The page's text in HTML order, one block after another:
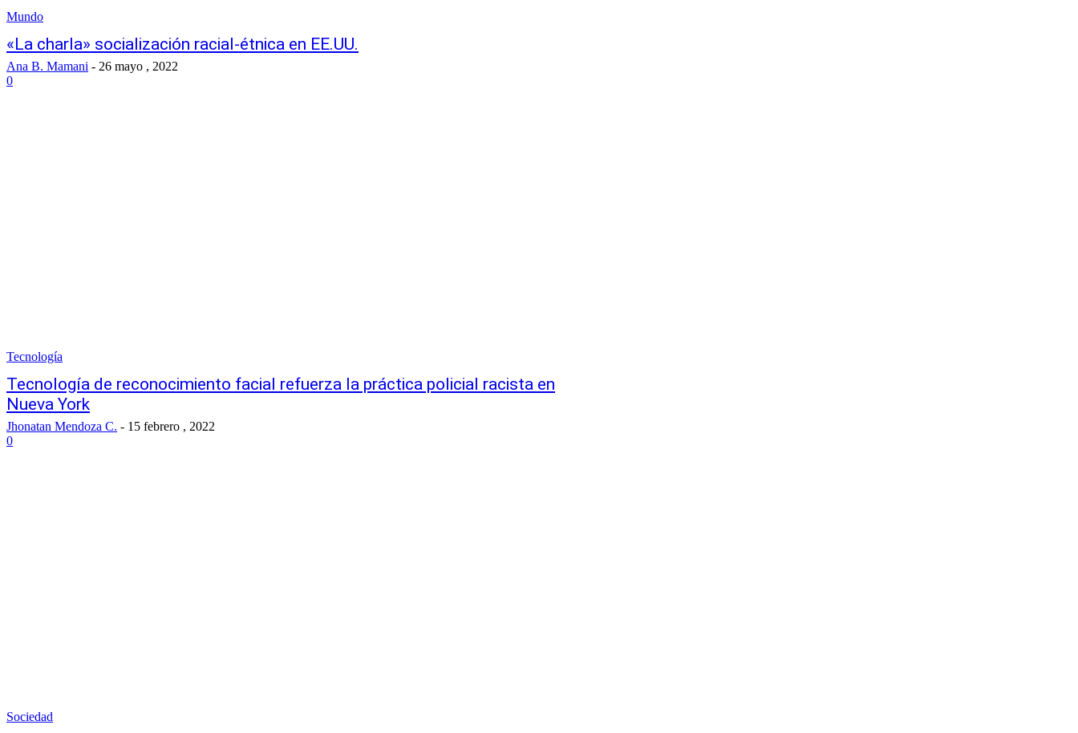
Mundo
«La charla» socialización racial-étnica en EE.UU.
Ana B. Mamani - 26 mayo , 2022
0
Tecnología
Tecnología de reconocimiento facial refuerza la práctica policial racista en
Nueva York
Jhonatan Mendoza C. - 15 febrero , 2022
0
Sociedad